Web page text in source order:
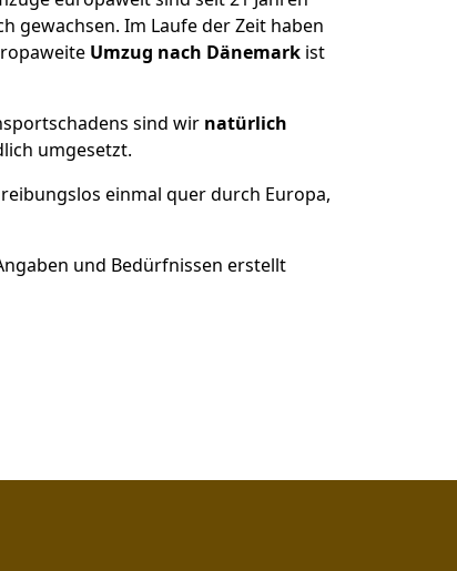
gewachsen. Im Laufe der Zeit haben
Umzug nach Dänemark ist
sind wir natürlich
umgesetzt.
einmal quer durch Europa,
und Bedürfnissen erstellt